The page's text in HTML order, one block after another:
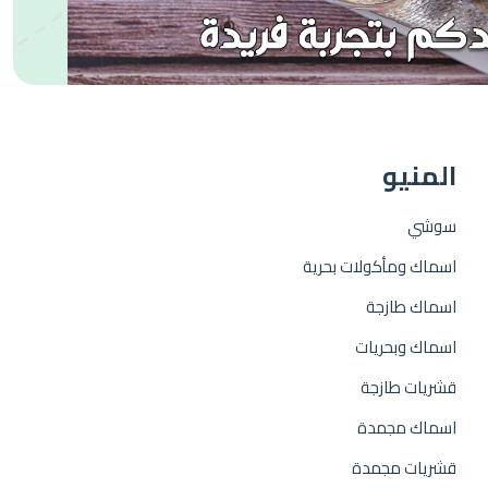
المنيو
سوشي
اسماك ومأكولات بحرية
اسماك طازجة
اسماك وبحريات
قشريات طازجة
اسماك مجمدة
قشريات مجمدة